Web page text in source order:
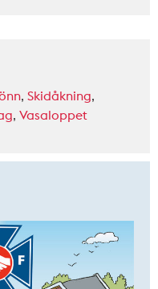
, Skidåkning,
, Vasaloppet